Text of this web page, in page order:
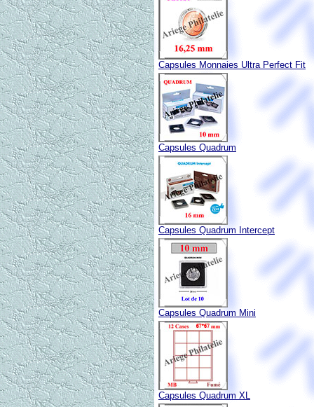
Capsules Monnaies Ultra Perfect Fit
Capsules Quadrum
Capsules Quadrum Intercept
Capsules Quadrum Mini
Capsules Quadrum XL